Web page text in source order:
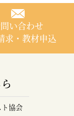
い合わせ
求・教材申込
協会